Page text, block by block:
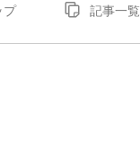
プ 記事一覧